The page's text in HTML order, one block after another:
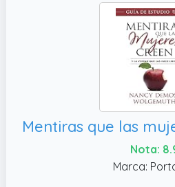
Nota:
Marca: